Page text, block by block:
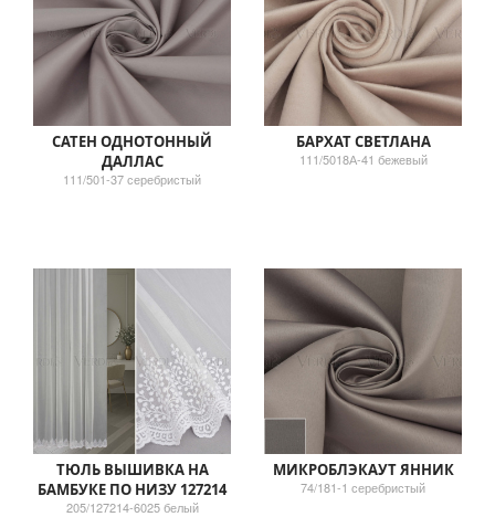
САТЕН ОДНОТОННЫЙ
ДАЛЛАС
111/501-37 серебристый
БАРХАТ СВЕТЛАНА
111/5018А-41 бежевый
ТЮЛЬ ВЫШИВКА НА
БАМБУКЕ ПО НИЗУ 127214
205/127214-6025 белый
МИКРОБЛЭКАУТ ЯННИК
74/181-1 серебристый